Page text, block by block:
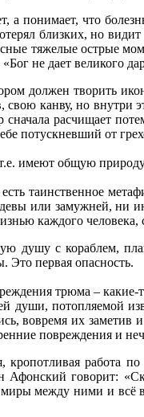
а понимает, что
близких, но
тяжелые острые
не дает великого
должен творить
свою канву, но
сначала расчищает
потускневший от
имеют общую
таинственное
или замужней, ни
каждого человека,
душу с кораблем,
первая опасность.
трюма –
души, потопляемой
вовремя их заметив
повреждения и
кропотливая работа
говорит:
между ними и всё